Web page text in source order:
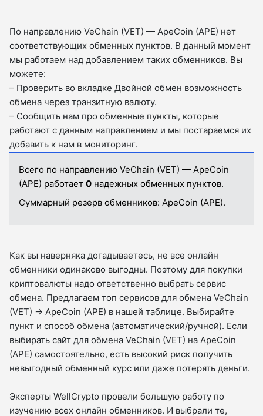
По направлению VeChain (VET) — ApeCoin (APE) нет
соответствующих обменных пунктов. В данный момент
мы работаем над добавлением таких обменников. Вы
можете:
– Проверить во вкладкe Двойной обмен возможность
обмена через транзитную валюту.
– Сообщить нам про обменные пункты, которые
работают с данным направлением и мы постараемся их
добавить к нам в мониторинг.
Всего по направлению VeChain (VET) — ApeCoin
(APE) работает 0 надежных обменных пунктов.
Суммарный резерв обменников: ApeCoin (APE).
Как вы наверняка догадываетесь, не все онлайн
обменники одинаково выгодны. Поэтому для покупки
криптовалюты надо ответственно выбрать сервис
обмена. Предлагаем топ сервисов для обмена VeChain
(VET) → ApeCoin (APE) в нашей таблице. Выбирайте
пункт и способ обмена (автоматический/ручной). Если
выбирать сайт для обмена VeChain (VET) на ApeCoin
(APE) самостоятельно, есть высокий риск получить
невыгодный обменный курс или даже потерять деньги.
Эксперты WellCrypto провели большую работу по
изучению всех онлайн обменников. И выбрали те,